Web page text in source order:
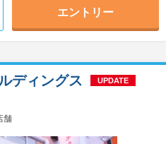
エントリー
舗
ディングス UPDATE